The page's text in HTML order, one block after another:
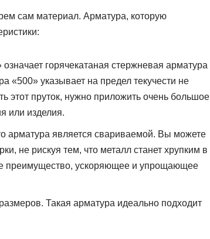
сам материал. Арматура, которую
горячекатаная стержневая арматура
«500» указывает на предел текучести не
этот пруток, нужно приложить очень большое
или изделия.
арматура является свариваемой. Вы можете
не рискуя тем, что металл станет хрупким в
преимущество, ускоряющее и упрощающее
Такая арматура идеально подходит